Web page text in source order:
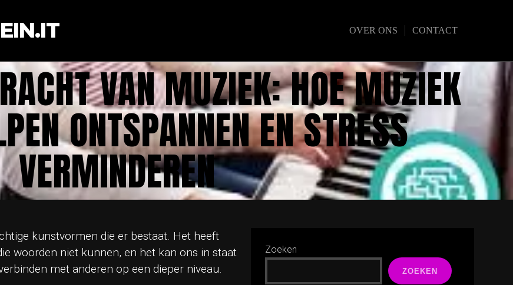
OVER ONS CONTACT
VAN MUZIEK: HOE MUZIEK
ONTSPANNEN EN STRESS
VERMINDEREN
kunstvormen die er bestaat. Het heeft
woorden niet kunnen, en het kan ons in staat
met anderen op een dieper niveau.
Zoeken
ZOEKEN